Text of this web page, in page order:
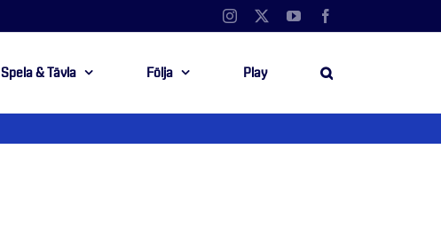
Instagram YouTube
Spela & Tävla Följa Play